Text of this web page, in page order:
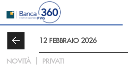
Salta al contenuto principale
12 FEBBRAIO 2026
NOVITÀ PRIVATI